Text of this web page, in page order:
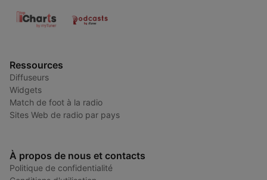
Ressources
Diffuseurs
Widgets
Match de foot à la radio
Sites Web de radio par pays
À propos de nous et contacts
Politique de confidentialité